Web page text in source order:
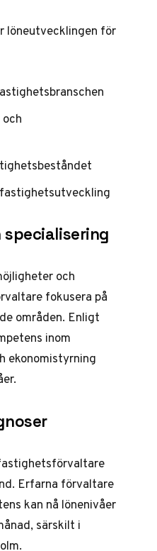
löneutvecklingen för
och
fokusera på
områden. Enligt
inom
ekonomistyrning
Erfarna förvaltare
kan nå lönenivåer
särskilt i